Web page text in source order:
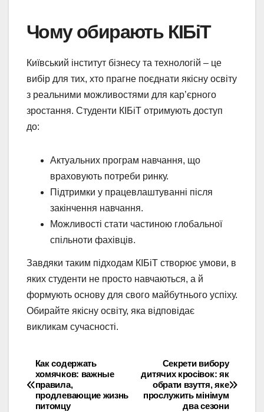
Чому обирають КІБіТ
Київський інститут бізнесу та технологій – це
вибір для тих, хто прагне поєднати якісну освіту
з реальними можливостями для кар’єрного
зростання. Студенти КІБіТ отримують доступ
до:
Актуальних програм навчання, що
враховують потреби ринку.
Підтримки у працевлаштуванні після
закінчення навчання.
Можливості стати частиною глобальної
спільноти фахівців.
Завдяки таким підходам КІБіТ створює умови, в
яких студенти не просто навчаються, а й
формують основу для свого майбутнього успіху.
Обирайте якісну освіту, яка відповідає
викликам сучасності.
Навігація
записів
Секрети вибору
дитячих кросівок: як
обрати взуття, яке
прослужить мінімум
два сезони
Как содержать
хомячков: важные
правила,
продлевающие жизнь
питомцу